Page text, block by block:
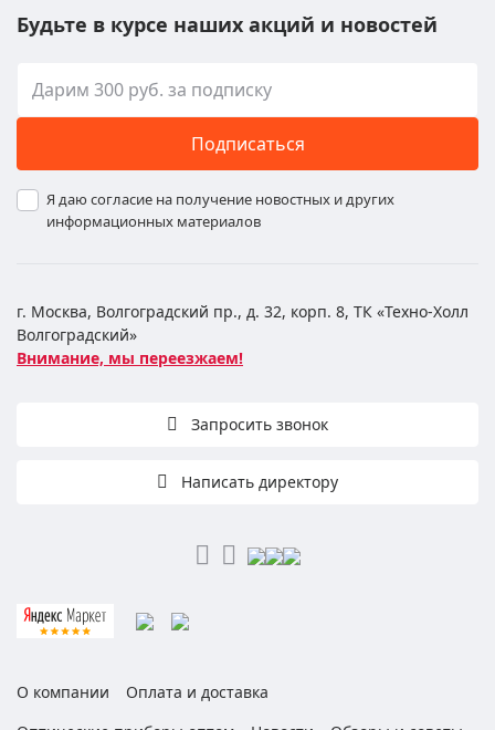
Будьте в курсе наших акций и новостей
Подписаться
Я даю согласие на получение новостных и других
информационных материалов
г. Москва, Волгоградский пр., д. 32, корп. 8, ТК «Техно-Холл
Волгоградский»
Внимание, мы переезжаем!
Запросить звонок
Написать директору
О компании
Оплата и доставка